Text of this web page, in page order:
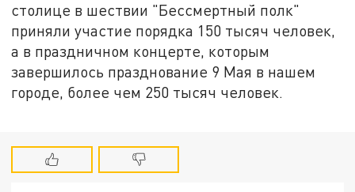
столице в шествии "Бессмертный полк"
приняли участие порядка 150 тысяч человек,
а в праздничном концерте, которым
завершилось празднование 9 Мая в нашем
городе, более чем 250 тысяч человек.